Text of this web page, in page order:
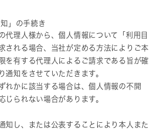
」の手続き
代理人様から、個人情報について「利用目
される場合、当社が定める方法によりご本
を有する代理人によるご請求である旨が確
通知をさせていただきます。
れかに該当する場合は、個人情報の不開
じられない場合があります。
知し、または公表することにより本人また